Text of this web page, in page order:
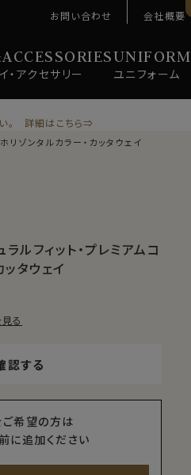
ACCESSORIES
・アクセサリー
UNIFORM
ユニ フォーム
お問い合わせ 会社概要
。 詳細はこちら⇒
ホリゾンタルカラー・カッタウェイ
ラルフィット・プレミアムコ
タウェイ
る
認する
希望の方は
に追加ください